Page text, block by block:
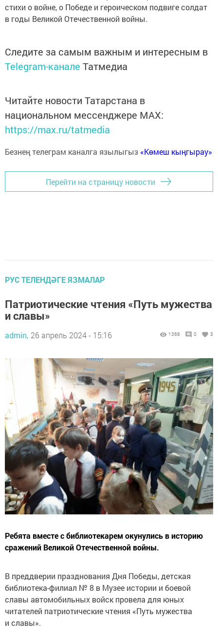
стихи о войне, о Победе и героическом подвиге солдат
в годы Великой Отечественной войны.
Следите за самым важным и интересным в
Telegram-канале Татмедиа
Читайте новости Татарстана в
национальном мессенджере MАХ:
https://max.ru/tatmedia
Безнең телеграм каналга язылыгыз «Көмеш кыңгырау»
Перейти на страницу новости
РУС ТЕЛЕНДӘГЕ ЯЗМАЛАР
Патриотические чтения «Путь мужества
и славы»
admin, 26 апрель 2024 - 15:16 1368 0 3
Ребята вместе с библиотекарем окунулись в историю
сражений Великой Отечественной войны.
В преддверии празднования Дня Победы, детская
библиотека-филиал № 8 в Музее истории и боевой
славы автомобильных войск провела для юных
читателей патриотические чтения «Путь мужества
и славы».